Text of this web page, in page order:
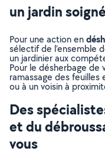
un jardin soigné
Pour une action en
sélectif de l’ensemble
un jardinier aux
Pour le désherbage de
ramassage des
ou à un voisin à
Des
et du
vous